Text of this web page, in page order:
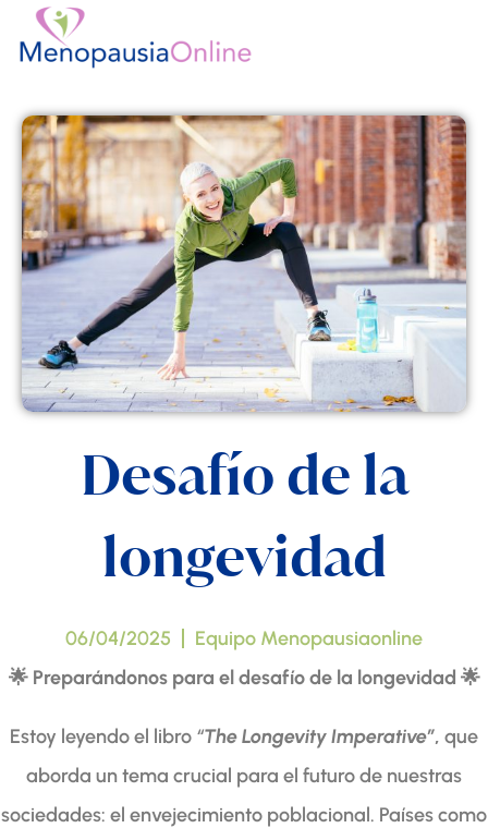
Desafío de la
longevidad
06/04/2025
Equipo Menopausiaonline
🌟Preparándonos para el desafío de la longevidad 🌟
Estoy leyendo el libro “The Longevity Imperative”, que
aborda un tema crucial para el futuro de nuestras
sociedades: el envejecimiento poblacional. Países como